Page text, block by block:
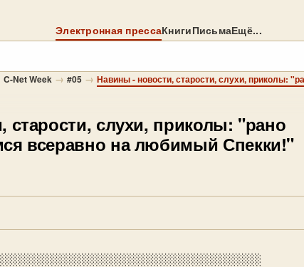
Электронная прессаКнигиПисьмаЕщё...
C-Net Week → #05 →
старости, слухи, приколы: "рано
всеравно на любимый Спекки!"